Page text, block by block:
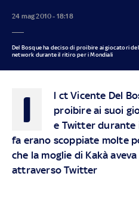
24 mag 2010 - 18:18
Del Bosque ha deciso di proibire ai giocatori
network durante il ritiro per i Mondiali
I
l ct Vicente Del
proibire ai suoi
e Twitter durante
fa erano scoppiate molte
che la moglie di Kakà
attraverso Twitter